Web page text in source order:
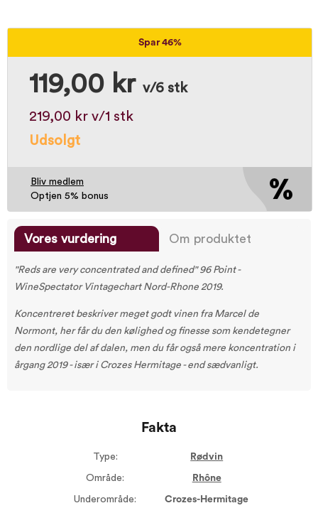
Spar 46%
119,00 kr v/6 stk
219,00 kr v/1 stk
Udsolgt
Bliv medlem
Optjen 5% bonus
Vores vurdering Om produktet
"Reds are very concentrated and defined" 96 Point -
WineSpectator Vintagechart Nord-Rhone 2019.
Koncentreret beskriver meget godt vinen fra Marcel de
Normont, her får du den kølighed og finesse som kendetegner
den nordlige del af dalen, men du får også mere koncentration i
årgang 2019 - især i Crozes Hermitage - end sædvanligt.
Fakta
Type: Rødvin
Område: Rhône
Underområde: Crozes-Hermitage